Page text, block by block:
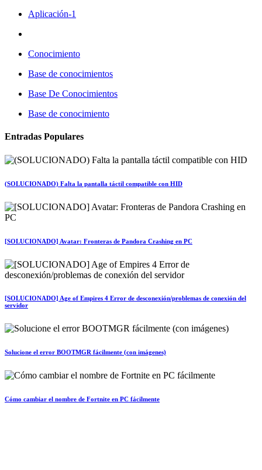
Aplicación-1
Conocimiento
Base de conocimientos
Base De Conocimientos
Base de conocimiento
Entradas Populares
(SOLUCIONADO) Falta la pantalla táctil compatible con HID
[SOLUCIONADO] Avatar: Fronteras de Pandora Crashing en PC
[SOLUCIONADO] Age of Empires 4 Error de desconexión/problemas de conexión del
servidor
Solucione el error BOOTMGR fácilmente (con imágenes)
Cómo cambiar el nombre de Fortnite en PC fácilmente